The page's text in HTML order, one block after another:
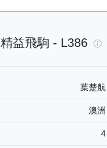
精益飛駒 - L386
葉楚航
澳洲
4